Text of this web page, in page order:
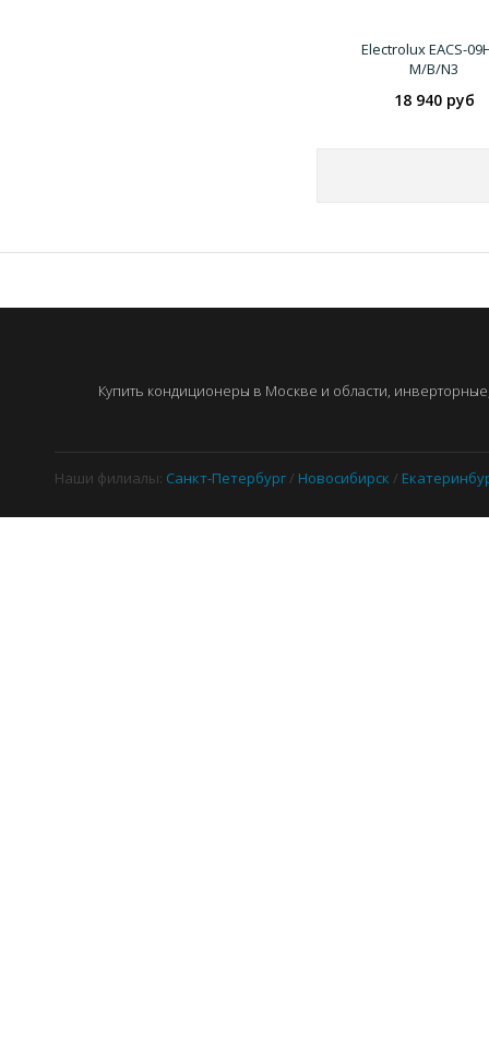
Electrolux EACS-
M/B/N3
18 940 руб
Купить кондиционеры в Москве и области,
Наши филиалы: Санкт-Петербург/ Новосибирск /